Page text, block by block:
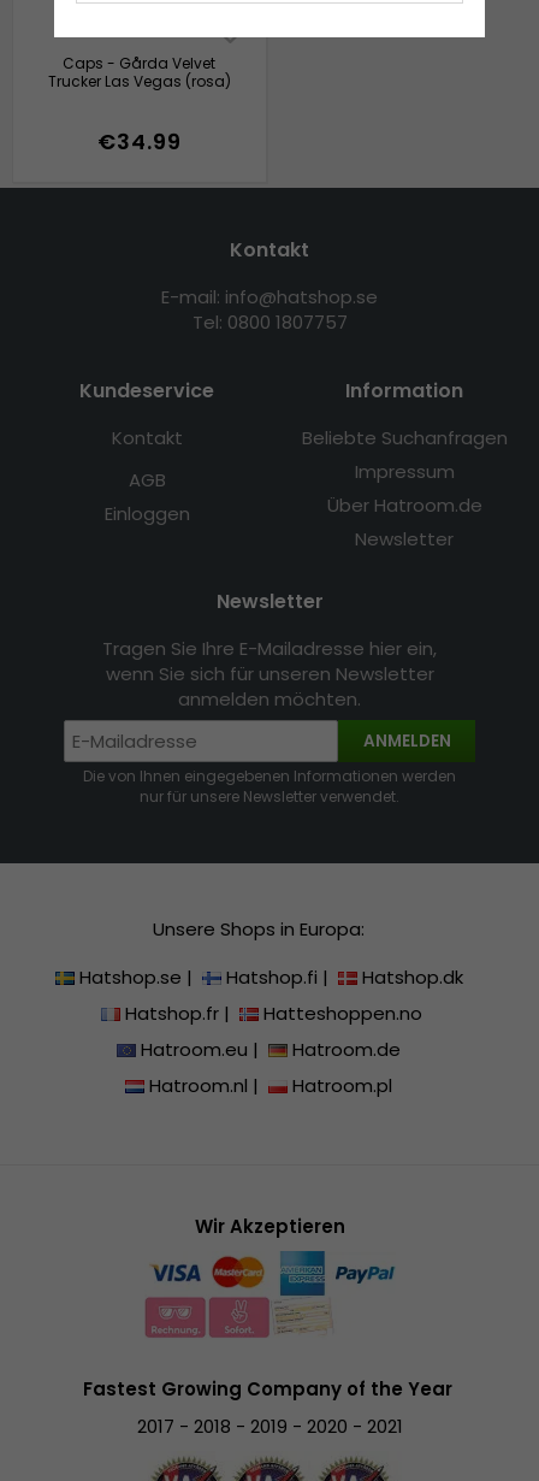
Caps - Gårda Velvet
Trucker Las Vegas (rosa)
€34.99
Kontakt
E-mail: info@hatshop.se
Tel: 0800 1807757
Kundeservice
Kontakt
AGB
Einloggen
Information
Beliebte Suchanfragen
Impressum
Über Hatroom.de
Newsletter
Newsletter
Tragen Sie Ihre E-Mailadresse hier ein,
wenn Sie sich für unseren Newsletter
anmelden möchten.
ANMELDEN
Die von Ihnen eingegebenen Informationen werden
nur für unsere Newsletter verwendet.
Unsere Shops in Europa:
Hatshop.se | Hatshop.fi |
Hatshop.dk
Hatshop.fr|
Hatteshoppen.no
Hatroom.eu |
Hatroom.de
Hatroom.nl | Hatroom.pl
Wir Akzeptieren
Fastest Growing Company of the Year
2017 - 2018 - 2019 - 2020 - 2021